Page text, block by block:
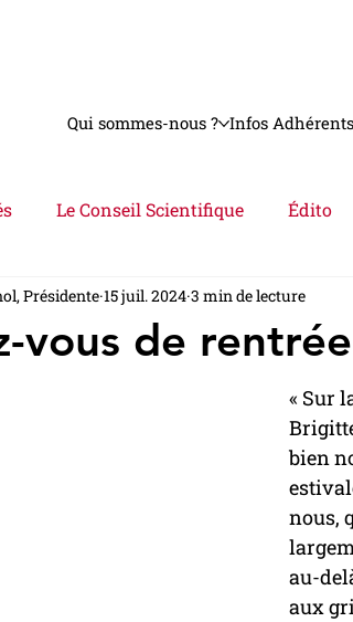
Qui sommes-nous ? Infos Adhérents
Le Conseil Scientifique Édito
Videos Le Dossier Analyse
vous de rentrée
Présidente 15 juil. 2024 3 min de lecture
« Sur
bien
nous,
au-
aux